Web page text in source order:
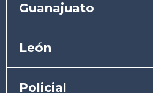
Guanajuato
León
Policial